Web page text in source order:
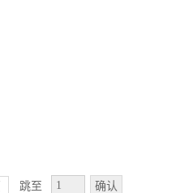
跳至 确认